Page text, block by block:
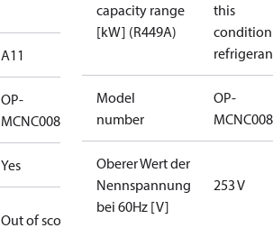
A11
OP-
MCNC008NUA11G
Yes
Out of scope
capacity range
[kW] (R449A)
this
Model
number
OP-
Oberer Wert der
Nennspannung
bei 60Hz [V]
253 V